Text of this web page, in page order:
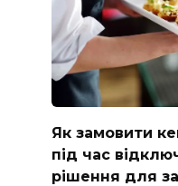
Як замовити
під час
рішення для